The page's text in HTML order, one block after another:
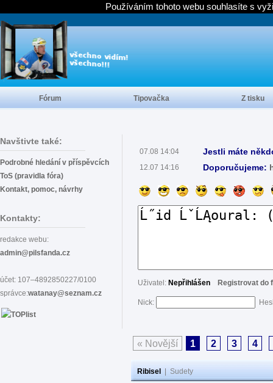
Navštivte také:
Podrobné hledání v příspěvcích
ToS (pravidla fóra)
Kontakt, pomoc, návrhy
Kontakty:
redakce webu:
admin@pilsfanda.cz
účet: 107–4892850227/0100
správce:watanay@seznam.cz
07.08 14:04 Jestli máte
12.07 14:16 Doporučujeme:
Uživatel: Nepřihlášen Registrovat do
Nick:
« Novější 1 2 3 4
Ribisel Sudety
Fórum Tipovačka Z tisku
Používáním tohoto webu souhlasíte s